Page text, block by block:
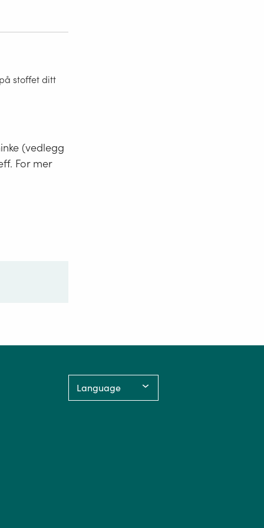
stoffet ditt
(vedlegg
For mer